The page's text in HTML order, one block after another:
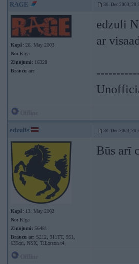
RAGE 30. Dec 2003,
Kopš: 26. May 2003
No: Rīga
Ziņojumi: 16328
Braucu ar:
edzuli
ar
edzulis 30. Dec 2003,
Kopš: 13. May 2002
No: Rīga
Ziņojumi: 56481
Braucu ar: S212, 911TT, 951,
635csi, NSX, Tillotson t4
Būs arī